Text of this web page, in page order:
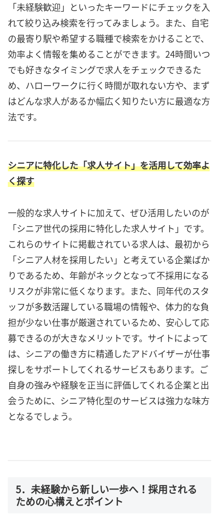
「未経験歓迎」といったキーワードにチェックを入
れて絞り込み検索を行ってみましょう。また、自宅
の最寄り駅や希望する職種で検索をかけることで、
効率よく情報を集めることができます。24時間いつ
でも好きなタイミングで求人をチェックできるた
め、ハローワークに行く時間が取れない方や、まず
はどんな求人があるか幅広く知りたい方に最適な方
法です。
シニアに特化した「求人サイト」を活用して効率よ
く探す
一般的な求人サイトに加えて、ぜひ活用したいのが
「シニア世代の採用に特化した求人サイト」です。
これらのサイトに掲載されている求人は、最初から
「シニア人材を採用したい」と考えている企業ばか
りであるため、年齢がネックとなって不採用になる
リスクが非常に低くなります。また、同年代のスタ
ッフが多数活躍している職場の情報や、体力的な負
担が少ない仕事が厳選されているため、安心して応
募できるのが大きなメリットです。サイトによって
は、シニアの働き方に精通したアドバイザーが仕事
探しをサポートしてくれるサービスもあります。ご
自身の強みや経験を正当に評価してくれる企業と出
会うために、シニア特化型のサービスは強力な味方
となるでしょう。
5．未経験から新しい一歩へ！採用される
ための心構えとポイント